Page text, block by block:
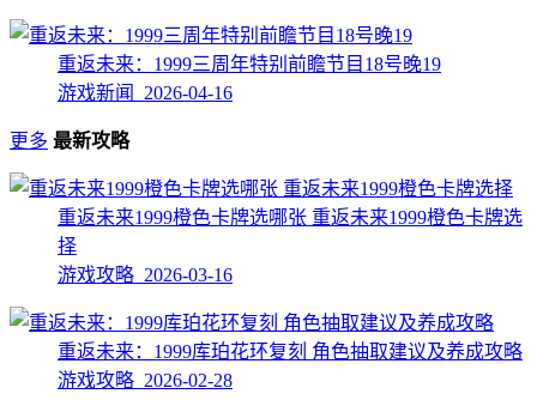
重返未来：1999三周年特别前瞻节目18号晚19
游戏新闻 2026-04-16
更多 最新攻略
重返未来1999橙色卡牌选哪张 重返未来1999橙色卡牌选
择
游戏攻略 2026-03-16
重返未来：1999库珀花环复刻 角色抽取建议及养成攻略
游戏攻略 2026-02-28